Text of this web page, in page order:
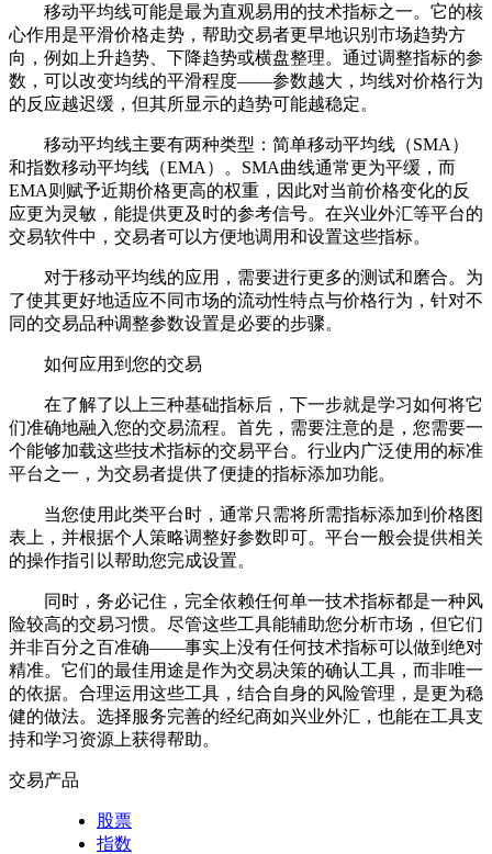
移动平均线可能是最为直观易用的技术指标之一。它的核
心作用是平滑价格走势，帮助交易者更早地识别市场趋势方
向，例如上升趋势、下降趋势或横盘整理。通过调整指标的参
数，可以改变均线的平滑程度——参数越大，均线对价格行为
的反应越迟缓，但其所显示的趋势可能越稳定。
移动平均线主要有两种类型：简单移动平均线（SMA）
和指数移动平均线（EMA）。SMA曲线通常更为平缓，而
EMA则赋予近期价格更高的权重，因此对当前价格变化的反
应更为灵敏，能提供更及时的参考信号。在兴业外汇等平台的
交易软件中，交易者可以方便地调用和设置这些指标。
对于移动平均线的应用，需要进行更多的测试和磨合。为
了使其更好地适应不同市场的流动性特点与价格行为，针对不
同的交易品种调整参数设置是必要的步骤。
如何应用到您的交易
在了解了以上三种基础指标后，下一步就是学习如何将它
们准确地融入您的交易流程。首先，需要注意的是，您需要一
个能够加载这些技术指标的交易平台。行业内广泛使用的标准
平台之一，为交易者提供了便捷的指标添加功能。
当您使用此类平台时，通常只需将所需指标添加到价格图
表上，并根据个人策略调整好参数即可。平台一般会提供相关
的操作指引以帮助您完成设置。
同时，务必记住，完全依赖任何单一技术指标都是一种风
险较高的交易习惯。尽管这些工具能辅助您分析市场，但它们
并非百分之百准确——事实上没有任何技术指标可以做到绝对
精准。它们的最佳用途是作为交易决策的确认工具，而非唯一
的依据。合理运用这些工具，结合自身的风险管理，是更为稳
健的做法。选择服务完善的经纪商如兴业外汇，也能在工具支
持和学习资源上获得帮助。
交易产品
股票
指数